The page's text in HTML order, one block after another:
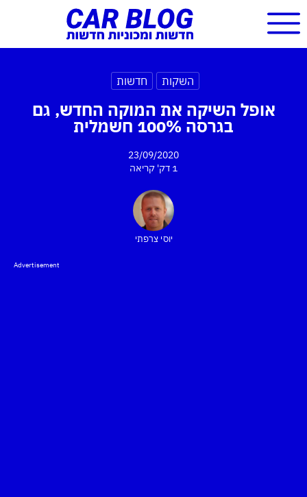
השקות חדשות
אופל השיקה את המוקה החדש, גם
בגרסה 100% חשמלית
23/09/2020
1 דק'
קריאה
יוסי צרפתי
Advertisement